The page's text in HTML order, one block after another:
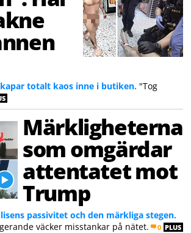
totalt kaos inne i butiken. "Tog
Märkligheterna
som omgärdar
attentatet mot
Trump
passivitet och den märkliga stegen.
väcker misstankar på nätet.
0 PLUS